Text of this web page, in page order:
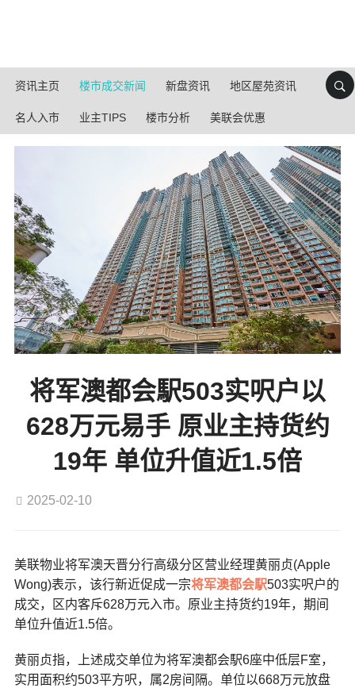
资讯主页 楼市成交新闻 新盘资讯 地区屋苑资讯
名人入市 业主TIPS 楼市分析 美联会优惠
将军澳都会駅503实呎户以
628万元易手 原业主持货约
19年 单位升值近1.5倍
2025-02-10
美联物业将军澳天晋分行高级分区营业经理黄丽贞(Apple
Wong)表示，该行新近促成一宗将军澳都会駅503实呎户的
成交，区内客斥628万元入市。原业主持货约19年，期间
单位升值近1.5倍。
黄丽贞指，上述成交单位为将军澳都会駅6座中低层F室，
实用面积约503平方呎，属2房间隔。单位以668万元放盘